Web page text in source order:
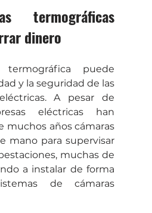
termográficas
dinero
puede
y la seguridad de las
A pesar de
eléctricas han
muchos años cámaras
mano para supervisar
muchas de
a instalar de forma
de cámaras